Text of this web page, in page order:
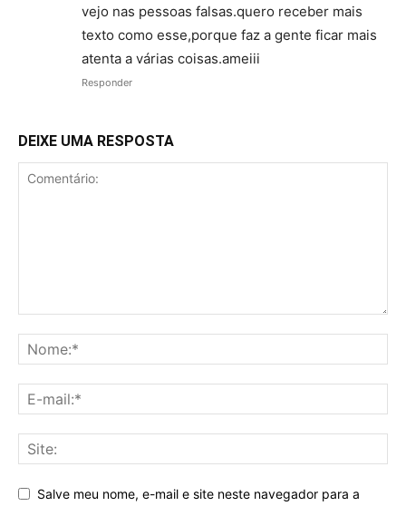
vejo nas pessoas falsas.quero receber mais
texto como esse,porque faz a gente ficar mais
atenta a várias coisas.ameiii
Responder
DEIXE UMA RESPOSTA
Salve meu nome, e-mail e site neste navegador para a